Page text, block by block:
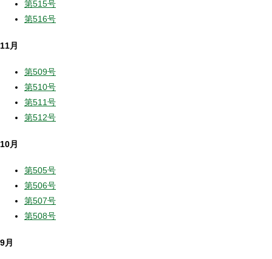
第515号
第516号
11月
第509号
第510号
第511号
第512号
10月
第505号
第506号
第507号
第508号
9月